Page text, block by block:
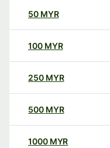
50 MYR
100 MYR
250 MYR
500 MYR
1000 MYR